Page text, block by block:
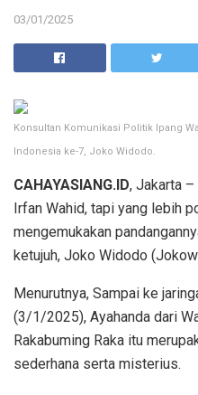
03/01/2025
Konsultan Komunikasi Politik Ipang
Indonesia ke-7, Joko Widodo.
CAHAYASIANG.ID, Jakarta
Irfan Wahid, tapi yang lebih
mengemukakan
ketujuh, Joko Widodo
Menurutnya, Sampai ke
(3/1/2025), Ayahanda dari
Rakabuming Raka itu
sederhana serta misterius.